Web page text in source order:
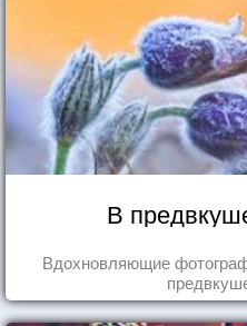
В
Вдохновляющие